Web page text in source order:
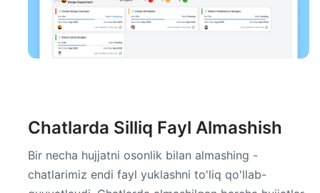
Chatlarda Silliq Fayl Almashish
Bir necha hujjatni osonlik bilan almashing -
chatlarimiz endi fayl yuklashni to'liq qo'llab-